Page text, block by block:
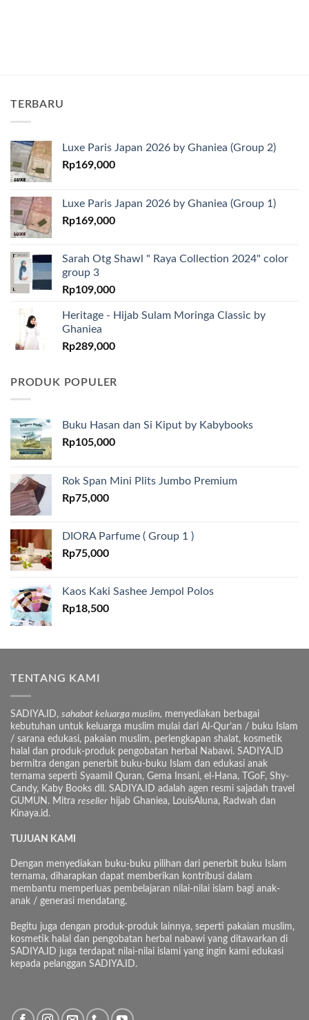
TERBARU
Luxe Paris Japan 2026 by Ghaniea (Group 2)
Rp169,000
Luxe Paris Japan 2026 by Ghaniea (Group 1)
Rp169,000
Sarah Otg Shawl " Raya Collection 2024" color
group 3
Rp109,000
Heritage - Hijab Sulam Moringa Classic by
Ghaniea
Rp289,000
PRODUK POPULER
Buku Hasan dan Si Kiput by Kabybooks
Rp105,000
Rok Span Mini Plits Jumbo Premium
Rp75,000
DIORA Parfume ( Group 1 )
Rp75,000
Kaos Kaki Sashee Jempol Polos
Rp18,500
TENTANG KAMI
SADIYA.ID, sahabat keluarga muslim, menyediakan berbagai
kebutuhan untuk keluarga muslim mulai dari Al-Qur’an / buku Islam
/ sarana edukasi, pakaian muslim, perlengkapan shalat, kosmetik
halal dan produk-produk pengobatan herbal Nabawi. SADIYA.ID
bermitra dengan penerbit buku-buku Islam dan edukasi anak
ternama seperti Syaamil Quran, Gema Insani, el-Hana, TGoF, Shy-
Candy, Kaby Books dll. SADIYA.ID adalah agen resmi sajadah travel
GUMUN. Mitra reseller hijab Ghaniea, LouisAluna, Radwah dan
Kinaya.id.
TUJUAN KAMI
Dengan menyediakan buku-buku pilihan dari penerbit buku Islam
ternama, diharapkan dapat memberikan kontribusi dalam
membantu memperluas pembelajaran nilai-nilai islam bagi anak-
anak / generasi mendatang.
Begitu juga dengan produk-produk lainnya, seperti pakaian muslim,
kosmetik halal dan pengobatan herbal nabawi yang ditawarkan di
SADIYA.ID juga terdapat nilai-nilai islami yang ingin kami edukasi
kepada pelanggan SADIYA.ID.